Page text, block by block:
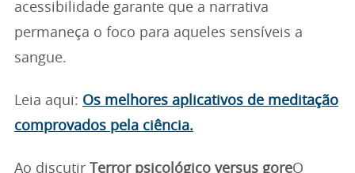
acessibilidade garante que a narrativa
permaneça o foco para aqueles sensíveis a
sangue.
Leia aqui: Os melhores aplicativos de meditação
comprovados pela ciência.
Ao discutir Terror psicológico versus goreO